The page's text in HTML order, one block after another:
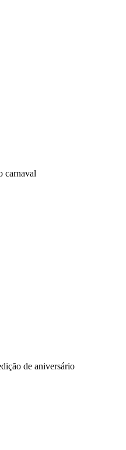
carnaval
de aniversário